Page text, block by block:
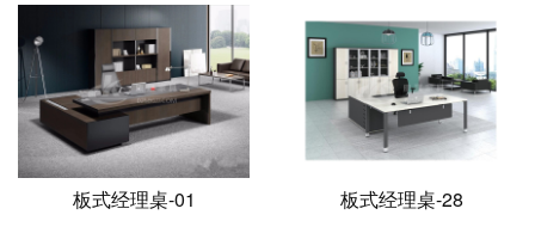
板式经理桌-01 板式经理桌-28